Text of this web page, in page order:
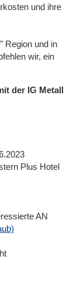
und ihre
Region und in
wir, ein
der IG Metall
Plus Hotel
AN